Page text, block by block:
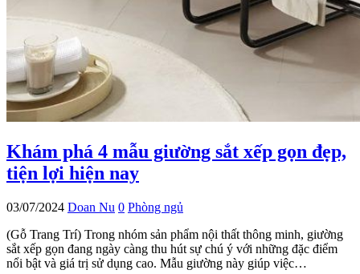
Khám phá 4 mẫu giường sắt xếp gọn đẹp,
tiện lợi hiện nay
03/07/2024 Doan Nu 0 Phòng ngủ
(Gỗ Trang Trí) Trong nhóm sản phẩm nội thất thông minh, giường
sắt xếp gọn đang ngày càng thu hút sự chú ý với những đặc điểm
nổi bật và giá trị sử dụng cao. Mẫu giường này giúp việc…